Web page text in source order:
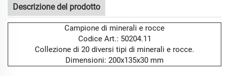
Descrizione del prodotto
Campione di minerali e rocce
Codice Art.: 50204.11
Collezione di 20 diversi tipi di minerali e rocce.
Dimensioni: 200x135x30 mm